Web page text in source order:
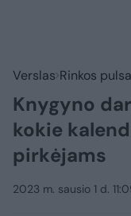
Verslas Rinkos
Knygyno
kokie
pirkėjams
2023 m. sausio 1 d.